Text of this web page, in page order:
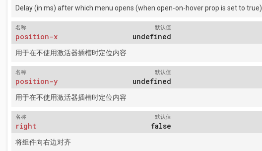
Delay (in ms) after which menu opens (when open-on-hover prop is set to true)
名称
position-x
默认值
undefined
用于在不使用激活器插槽时定位内容
名称
position-y
默认值
undefined
用于在不使用激活器插槽时定位内容
名称
right
默认值
false
将组件向右边对齐